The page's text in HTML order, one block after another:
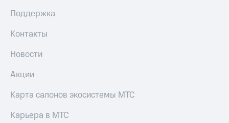
Поддержка
Контакты
Новости
Акции
Карта салонов экосистемы МТС
Карьера в МТС